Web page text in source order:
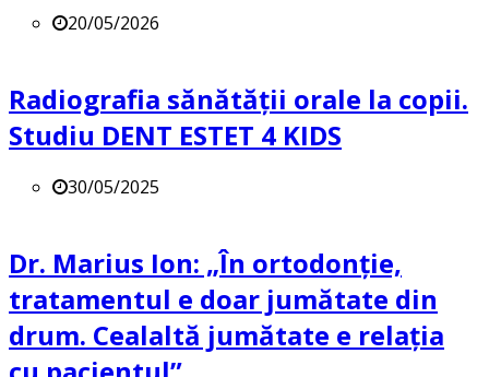
20/05/2026
Radiografia sănătății orale la copii.
Studiu DENT ESTET 4 KIDS
30/05/2025
Dr. Marius Ion: „În ortodonție,
tratamentul e doar jumătate din
drum. Cealaltă jumătate e relația